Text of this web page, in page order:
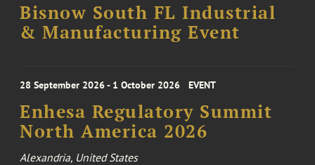
Bisnow South FL Industrial
& Manufacturing Event
28 September 2026 - 1 October 2026 EVENT
Enhesa Regulatory Summit
North America 2026
Alexandria, United States